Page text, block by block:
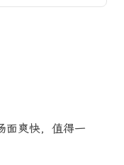
面爽快，值得一